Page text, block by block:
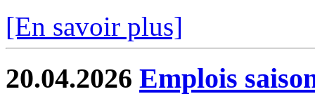
[En savoir plus]
20.04.2026 Emplois